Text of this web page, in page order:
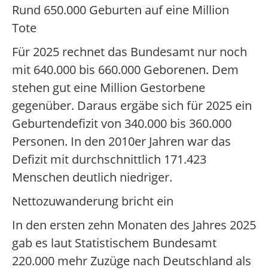
Rund 650.000 Geburten auf eine Million
Tote
Für 2025 rechnet das Bundesamt nur noch
mit 640.000 bis 660.000 Geborenen. Dem
stehen gut eine Million Gestorbene
gegenüber. Daraus ergäbe sich für 2025 ein
Geburtendefizit von 340.000 bis 360.000
Personen. In den 2010er Jahren war das
Defizit mit durchschnittlich 171.423
Menschen deutlich niedriger.
Nettozuwanderung bricht ein
In den ersten zehn Monaten des Jahres 2025
gab es laut Statistischem Bundesamt
220.000 mehr Zuzüge nach Deutschland als